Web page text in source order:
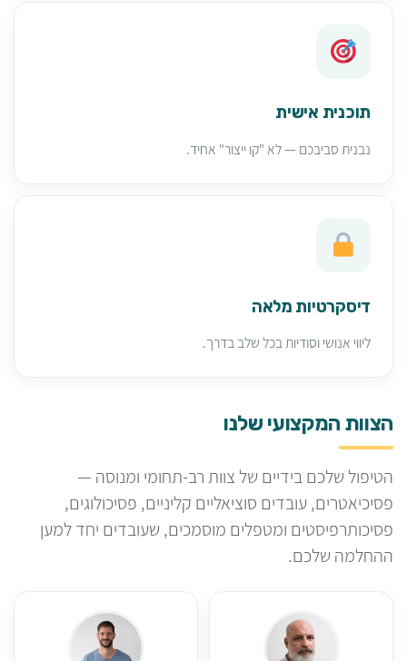
תוכנית אישית
נבנית סביבכם — לא "קו ייצור" אחיד.
דיסקרטיות מלאה
ליווי אנושי וסודיות בכל שלב בדרך.
הצוות המקצועי שלנו
הטיפול שלכם בידיים של צוות רב-תחומי ומנוסה —
פסיכיאטרים, עובדים סוציאליים קליניים, פסיכולוגים,
פסיכותרפיסטים ומטפלים מוסמכים, שעובדים יחד למען
ההחלמה שלכם.